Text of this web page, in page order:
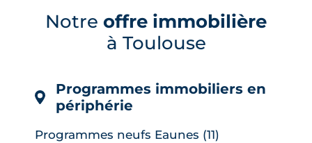
choc énergétique. L'effet sur les crédits
immobiliers reste limité à court terme,
les banques ayant anticipé la décision,
Notre offre immobilière
à Toulouse
Programmes immobiliers en
périphérie
Programmes neufs Eaunes (11)